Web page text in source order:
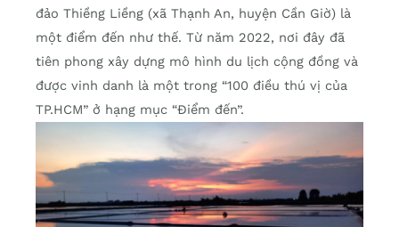
đảo Thiềng Liềng (xã Thạnh An, huyện Cần Giờ) là
một điểm đến như thế. Từ năm 2022, nơi đây đã
tiên phong xây dựng mô hình du lịch cộng đồng và
được vinh danh là một trong “100 điều thú vị của
TP.HCM” ở hạng mục “Điểm đến”.